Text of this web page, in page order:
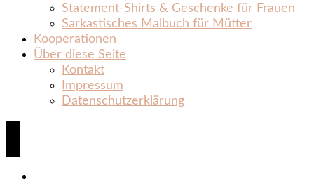
Statement‑Shirts & Geschenke für Frauen
Sarkastisches Malbuch für Mütter
Kooperationen
Über diese Seite
Kontakt
Impressum
Datenschutzerklärung